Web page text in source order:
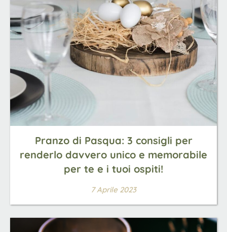
Pranzo di Pasqua: 3 consigli per
renderlo davvero unico e memorabile
per te e i tuoi ospiti!
7 Aprile 2023